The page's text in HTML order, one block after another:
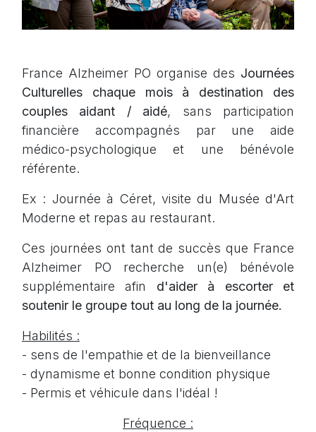
France Alzheimer PO organise des Journées
Culturelles chaque mois à destination des
couples aidant / aidé, sans participation
financière accompagnés par une aide
médico-psychologique et une bénévole
référente.
Ex : Journée à Céret, visite du Musée d'Art
Moderne et repas au restaurant.
Ces journées ont tant de succès que France
Alzheimer PO recherche un(e) bénévole
supplémentaire afin d'aider à escorter et
soutenir le groupe tout au long de la journée.
Habilités :
- sens de l'empathie et de la bienveillance
- dynamisme et bonne condition physique
- Permis et véhicule dans l'idéal !
Fréquence :